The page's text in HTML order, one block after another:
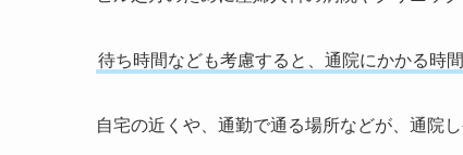
待ち時間なども考慮すると、通院にかかる時
自宅の近くや、通勤で通る場所などが、通院